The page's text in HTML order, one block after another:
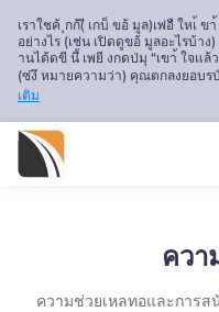
เราใชค้ ุกก้(ี เกบ็ ขอ้ มูล)เพ่อื ใหเ้ ข
อย่างไร (เช่น เปิดดูขอ้ มูลอะไรบ้า
านได้ดขี นึ้ เพยี งกดป่มุ “เขา้ ใจแล้
(ซ่งึ หมายความว่า) คุณตกลงยอบร
เติม
ควา
ความช่วยเหลทอและการ